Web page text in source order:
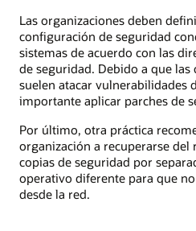
Las organizaciones deben
configuración de seguridad
sistemas de acuerdo con las
de seguridad. Debido a que las
suelen atacar vulnerabilidades
importante aplicar parches de
Por último, otra práctica
organización a recuperarse del
copias de seguridad por
operativo diferente para que
desde la red.